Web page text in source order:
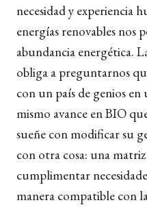
necesidad y experiencia
energías renovables nos
abundancia energética.
obliga a preguntarnos
con un país de genios
mismo avance en BIO
sueñe con modificar su
con otra cosa: una
cumplimentar
manera compatible con